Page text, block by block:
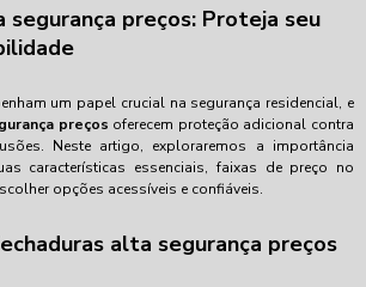
segurança preços: Proteja seu
um papel crucial na segurança residencial, e
preços oferecem proteção adicional contra
Neste artigo, exploraremos a importância
características essenciais, faixas de preço no
opções acessíveis e confiáveis.
alta segurança preços